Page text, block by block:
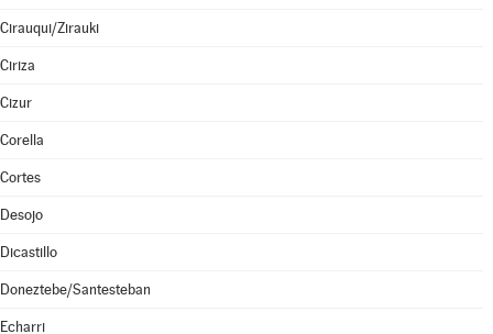
Cirauqui/Zirauki
Ciriza
Cizur
Corella
Cortes
Desojo
Dicastillo
Doneztebe/Santesteban
Echarri